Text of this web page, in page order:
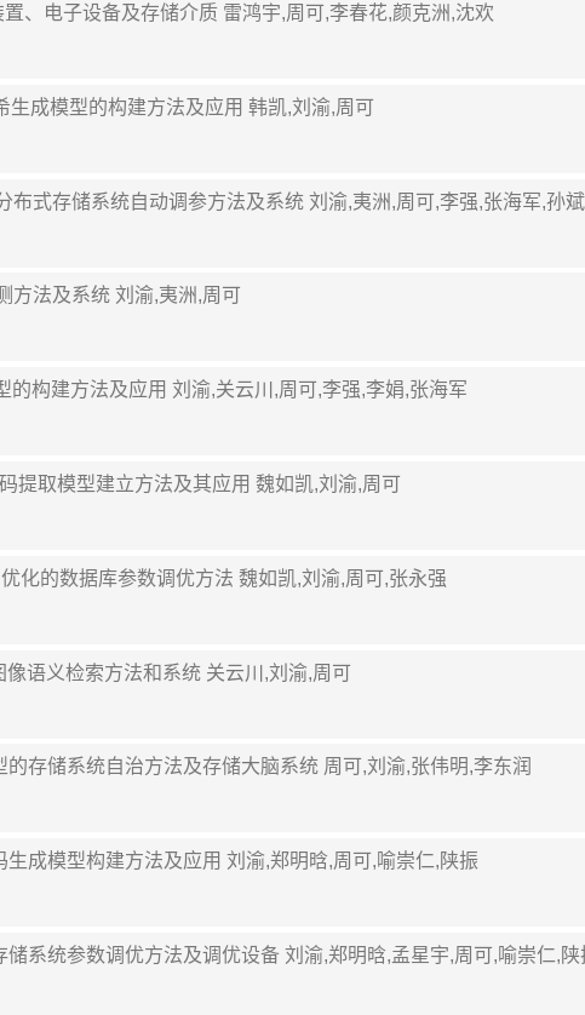
、电子设备及存储介质 雷鸿宇,周可,李春花,颜克洲,沈欢
成模型的构建方法及应用 韩凯,刘渝,周可
布式存储系统自动调参方法及系统 刘渝,夷洲,周可,李强,张海军,孙斌
方法及系统 刘渝,夷洲,周可
构建方法及应用 刘渝,关云川,周可,李强,李娟,张海军
提取模型建立方法及其应用 魏如凯,刘渝,周可
化的数据库参数调优方法 魏如凯,刘渝,周可,张永强
语义检索方法和系统 关云川,刘渝,周可
存储系统自治方法及存储大脑系统 周可,刘渝,张伟明,李东润
成模型构建方法及应用 刘渝,郑明晗,周可,喻崇仁,陕振
系统参数调优方法及调优设备 刘渝,郑明晗,孟星宇,周可,喻崇仁,陕